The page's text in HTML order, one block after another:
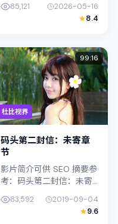
故事扎根于新加坡的日常
空间，类型定位为喜剧。
制表演撑起情...
85,121
2026-05-16
8.4
杜比视界
99:16
码头第二封信：未寄章
节
影片简介可供 SEO 摘要参
考：码头第二封信：未寄
执导，主演桂纶镁；影片
定位传记，叙事锚定中国
83,592
2019-09-04
9.6